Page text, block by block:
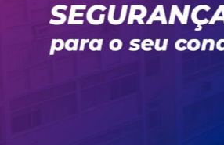
Com assessoria
todas as
tranquilidade e
previsão
como o cartão de